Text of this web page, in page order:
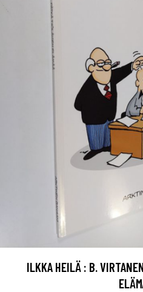
ILKKA HEILÄ : B.